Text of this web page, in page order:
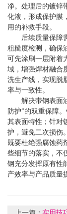
净。处理后的镀锌
化液，形成保护膜
用的补救手段。
后续质量保障
粗糙度检测，确保
可先涂刷一层附着
域，增强焊材融合
洗生产线，实现脱
率与一致性。
解决带钢表面
防护”的双重保障
其表面特性；针对
护，避免二次损伤
既要杜绝强腐蚀药
些细节的落实，不
钢充分发挥原有性
产效率与产品质量